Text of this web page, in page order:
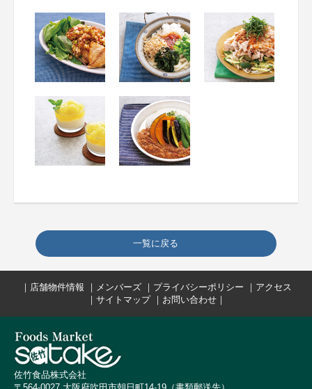
一覧に戻る
｜ 店舗物件情報 ｜ メンバーズ ｜ プライバシーポリシー ｜ アクセス
｜ サイトマップ ｜ お問い合わせ｜
佐竹食品株式会社